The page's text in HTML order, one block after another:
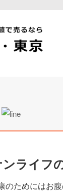
ライフ
のためにはお